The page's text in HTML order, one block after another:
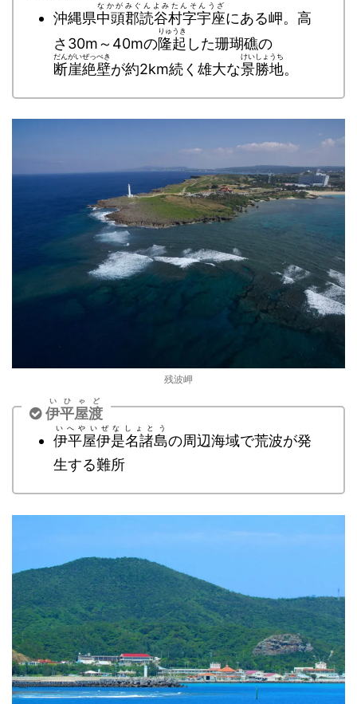
沖縄県中頭郡読谷村字宇座
なかがみぐんよみたんそんうざ
にある岬。高
さ30m～40mの隆起
りゅうき
した珊瑚礁の
断崖絶壁
だんがいぜっぺき
が約2km続く雄大な景勝地
けいしょうち
。
残波岬
伊平屋渡
いひゃど
伊平屋伊是名諸島
いへやいぜなしょとう
の周辺海域で荒波が発
生する難所